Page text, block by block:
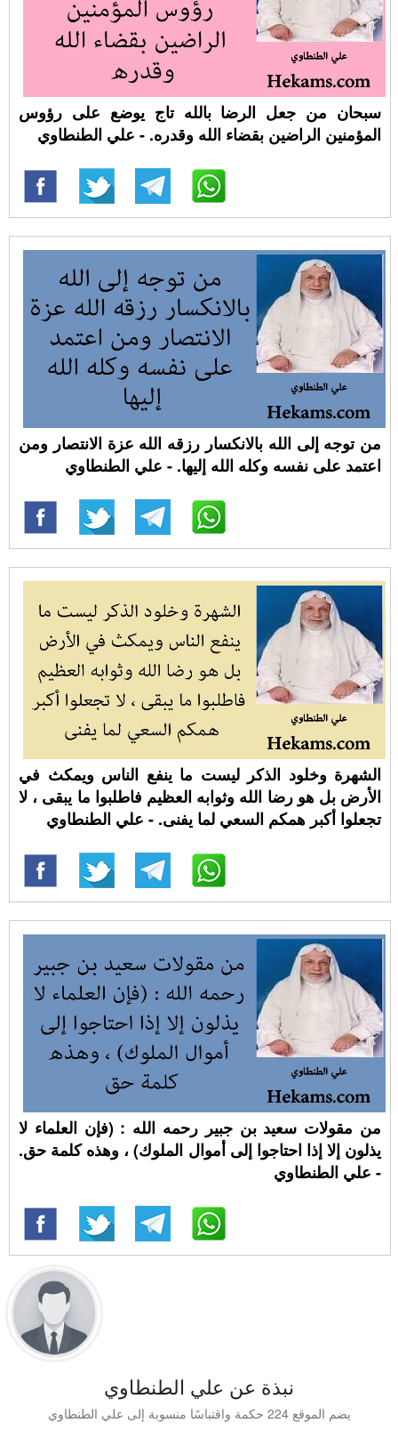
سبحان من جعل الرضا بالله تاج يوضع على رؤوس
المؤمنين الراضين بقضاء الله وقدره. - علي الطنطاوي
من توجه إلى الله بالانكسار رزقه الله عزة الانتصار ومن
اعتمد على نفسه وكله الله إليها. - علي الطنطاوي
الشهرة وخلود الذكر ليست ما ينفع الناس ويمكث في
الأرض بل هو رضا الله وثوابه العظيم فاطلبوا ما يبقى ، لا
تجعلوا أكبر همكم السعي لما يفنى. - علي الطنطاوي
من مقولات سعيد بن جبير رحمه الله : (فإن العلماء لا
يذلون إلا إذا احتاجوا إلى أموال الملوك) ، وهذه كلمة حق.
- علي الطنطاوي
نبذة عن علي الطنطاوي
يضم الموقع 224 حكمة واقتباسًا منسوبة إلى علي الطنطاوي